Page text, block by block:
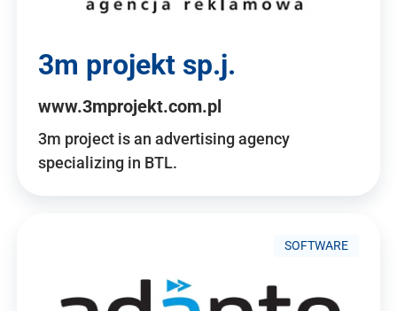
3m projekt sp.j.
www.3mprojekt.com.pl
3m project is an advertising agency
specializing in BTL.
SOFTWARE